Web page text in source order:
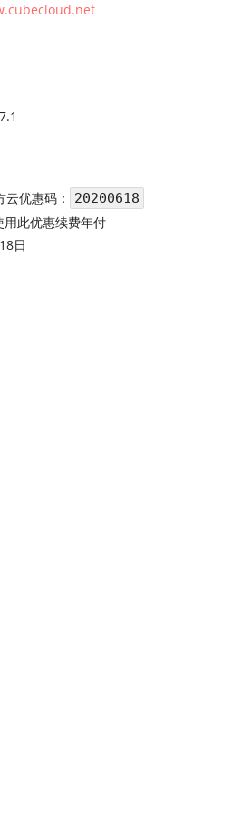
优惠码： 20200618
此优惠续费年付
日